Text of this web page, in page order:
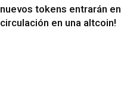
nuevos tokens entrarán en
circulación en una altcoin!